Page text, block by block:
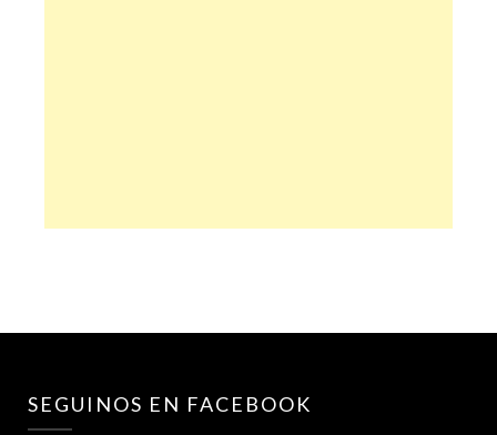
SEGUINOS EN FACEBOOK